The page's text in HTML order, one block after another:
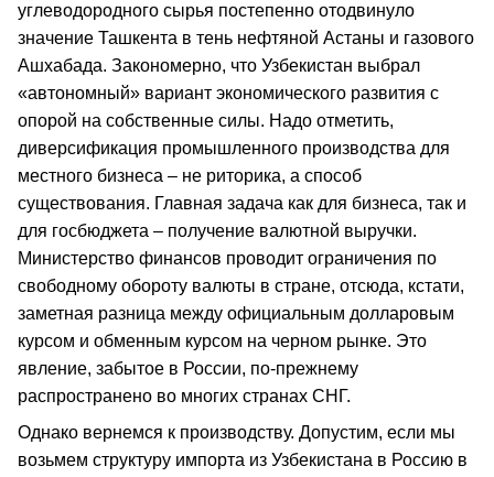
углеводородного сырья постепенно отодвинуло
значение Ташкента в тень нефтяной Астаны и газового
Ашхабада. Закономерно, что Узбекистан выбрал
«автономный» вариант экономического развития с
опорой на собственные силы. Надо отметить,
диверсификация промышленного производства для
местного бизнеса – не риторика, а способ
существования. Главная задача как для бизнеса, так и
для госбюджета – получение валютной выручки.
Министерство финансов проводит ограничения по
свободному обороту валюты в стране, отсюда, кстати,
заметная разница между официальным долларовым
курсом и обменным курсом на черном рынке. Это
явление, забытое в России, по-прежнему
распространено во многих странах СНГ.
Однако вернемся к производству. Допустим, если мы
возьмем структуру импорта из Узбекистана в Россию в